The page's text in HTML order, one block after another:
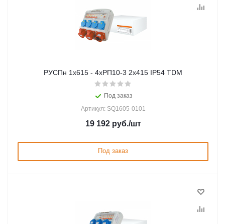
РУСПн 1х615 - 4хРП10-3 2х415 IP54 TDM
Под заказ
Артикул: SQ1605-0101
19 192руб./шт
Под заказ